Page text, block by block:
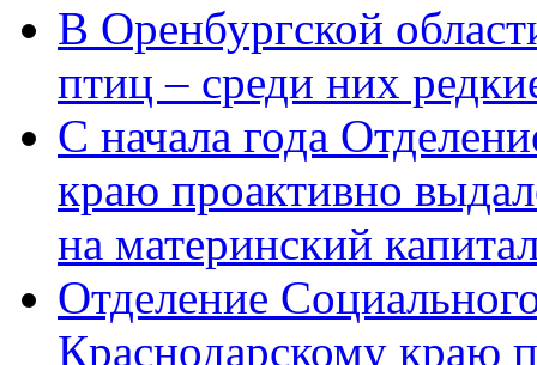
В Оренбургской
птиц – среди них
С начала года
краю проактивно
на материнский
Отделение
Краснодарскому краю